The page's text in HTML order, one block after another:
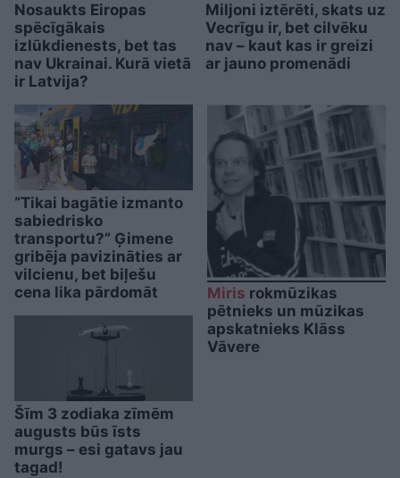
Nosaukts Eiropas
spēcīgākais
izlūkdienests, bet tas
nav Ukrainai. Kurā vietā
ir Latvija?
Miljoni iztērēti, skats uz
Vecrīgu ir, bet cilvēku
nav – kaut kas ir greizi
ar jauno promenādi
“Tikai bagātie izmanto
sabiedrisko
transportu?” Ģimene
gribēja pavizināties ar
vilcienu, bet biļešu
cena lika pārdomāt
Šīm 3 zodiaka zīmēm
augusts būs īsts
murgs – esi gatavs jau
tagad!
Miris rokmūzikas
pētnieks un mūzikas
apskatnieks Klāss
Vāvere